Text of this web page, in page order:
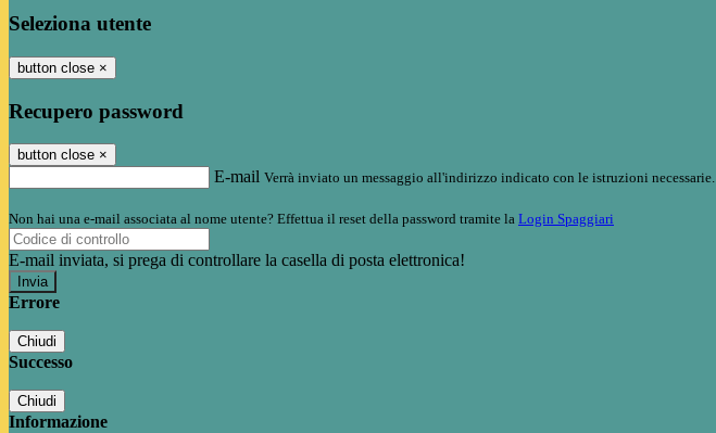
Seleziona utente
button close ×
Recupero password
button close ×
E-mail Verrà inviato un messaggio all'indirizzo indicato con le istruzioni necessarie.
Non hai una e-mail associata al nome utente? Effettua il reset della password tramite la Login Spaggiari
E-mail inviata, si prega di controllare la casella di posta elettronica!
Errore
Chiudi
Successo
Chiudi
Informazione